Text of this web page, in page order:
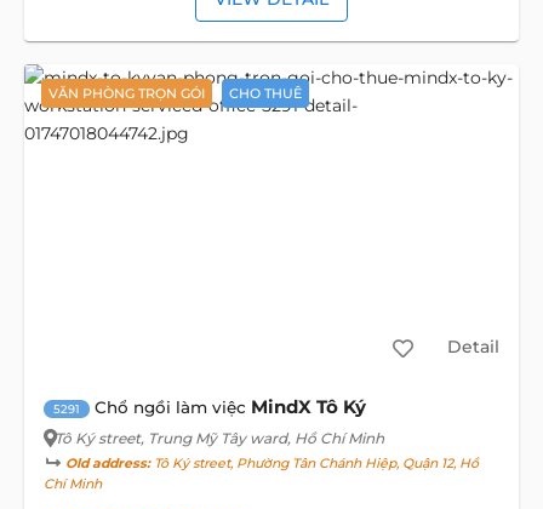
VĂN PHÒNG TRỌN GÓI CHO THUÊ
Detail
5291 Chổ ngồi làm việc MindX Tô Ký
Tô Ký street, Trung Mỹ Tây ward, Hồ Chí Minh
Old address:Tô Ký street, Phường Tân Chánh Hiệp, Quận 12, Hồ
Chí Minh